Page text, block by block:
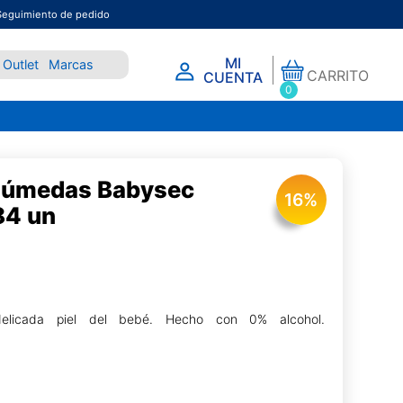
de pedido
Outlet Marcas
MI
CUENTA
0
CARRITO
Babysec
un
16%
piel del bebé. Hecho con 0% alcohol.